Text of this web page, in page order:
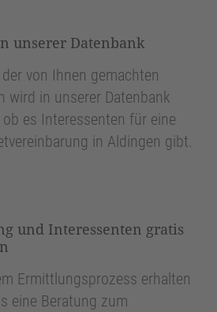
unserer Datenbank
von Ihnen gemachten
wird in unserer Datenbank
es Interessenten für eine
in Aldingen gibt.
und Interessenten gratis
Ermittlungsprozess erhalten
eine Beratung zum